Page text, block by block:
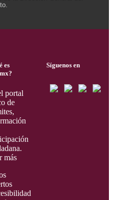
es
portal
de
más
Síguenos en